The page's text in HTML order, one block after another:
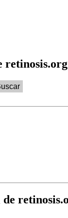
retinosis.org
de